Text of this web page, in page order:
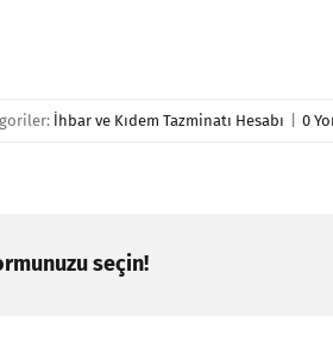
İhbar ve Kıdem Tazminatı Hesabı 0
seçin!